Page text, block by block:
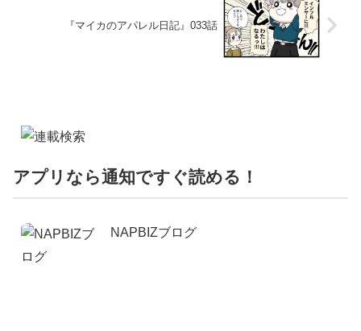
『マイカのアパレル日記』033話
アプリなら通知ですぐ読める！
NAPBIZブログ